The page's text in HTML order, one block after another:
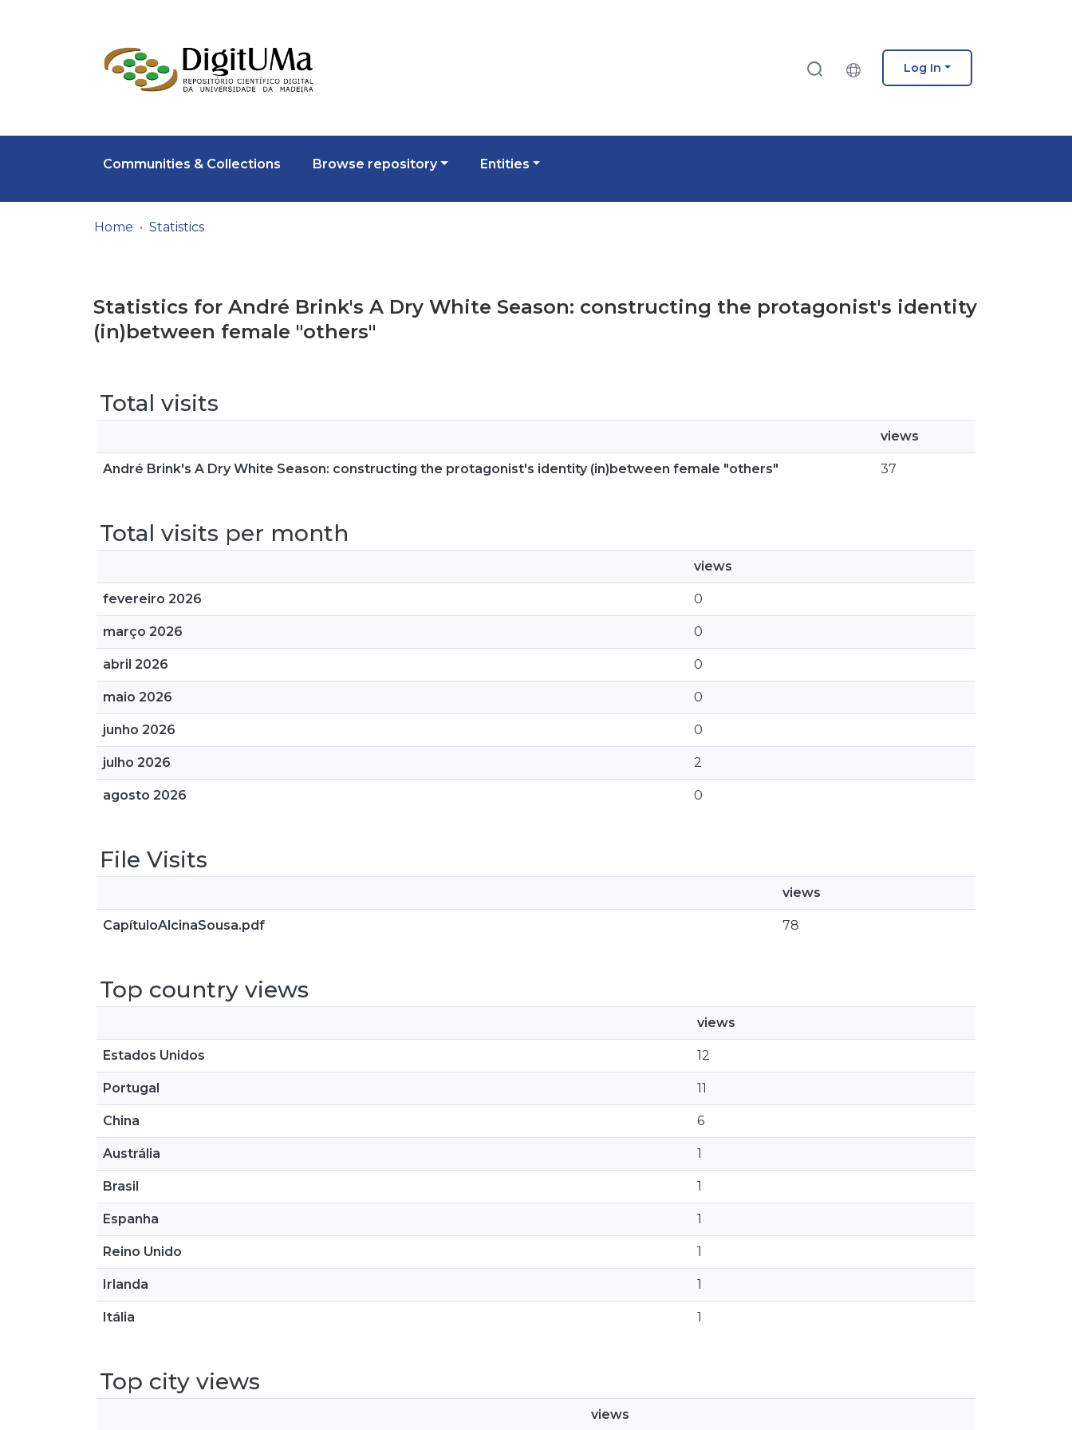
Log In
Communities & Collections Browse repository Entities
Home Statistics
Statistics for André Brink's A Dry White Season: constructing the protagonist's identity
(in)between female "others"
Total visits
views
André Brink's A Dry White Season: constructing the protagonist's identity (in)between female "others" 37
Total visits per month
views
fevereiro 2026 0
março 2026 0
abril 2026 0
maio 2026 0
junho 2026 0
julho 2026 2
agosto 2026 0
File Visits
views
CapítuloAlcinaSousa.pdf 78
Top country views
views
Estados Unidos 12
Portugal 11
China 6
Austrália 1
Brasil 1
Espanha 1
Reino Unido 1
Irlanda 1
Itália 1
Top city views
views